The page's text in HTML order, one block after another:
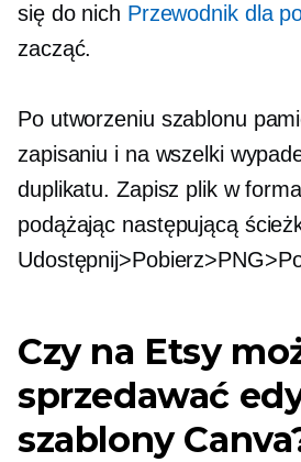
się do nich Przewodnik dla
zacząć.
Po utworzeniu szablonu
zapisaniu i na wszelki
duplikatu. Zapisz plik w
podążając następującą
Czy na Etsy
sprzedawać
szablony